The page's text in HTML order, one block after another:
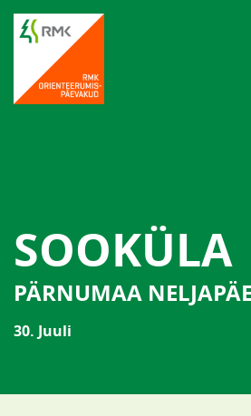
SOOKÜLA
PÄRNUMAA
30. Juuli